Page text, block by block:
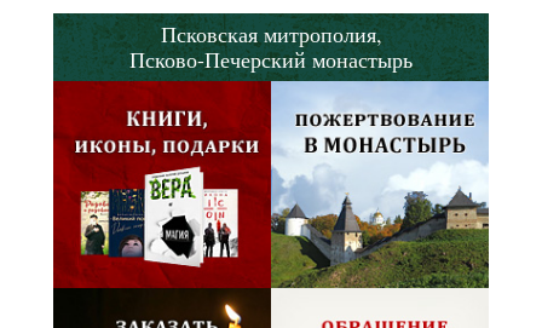
Псковская митрополия,
Псково-Печерский монастырь